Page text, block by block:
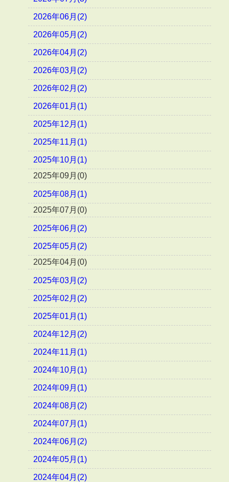
2026年06月(2)
2026年05月(2)
2026年04月(2)
2026年03月(2)
2026年02月(2)
2026年01月(1)
2025年12月(1)
2025年11月(1)
2025年10月(1)
2025年09月(0)
2025年08月(1)
2025年07月(0)
2025年06月(2)
2025年05月(2)
2025年04月(0)
2025年03月(2)
2025年02月(2)
2025年01月(1)
2024年12月(2)
2024年11月(1)
2024年10月(1)
2024年09月(1)
2024年08月(2)
2024年07月(1)
2024年06月(2)
2024年05月(1)
2024年04月(2)